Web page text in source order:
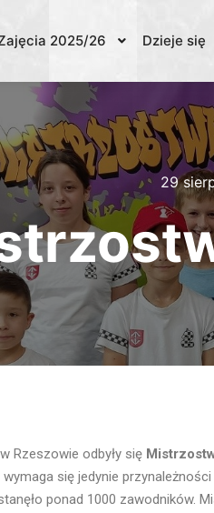
2025/26 Dzieje się
29
Rzeszowie odbyły się
wymaga się jedynie
ponad 1000 zawodników.